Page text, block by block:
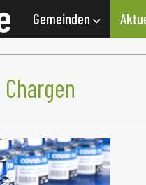
Gemeinden
Chargen